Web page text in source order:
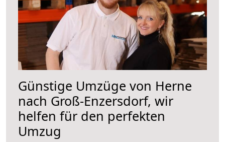
Günstige Umzüge von Herne
nach Groß-Enzersdorf, wir
helfen für den perfekten
Umzug